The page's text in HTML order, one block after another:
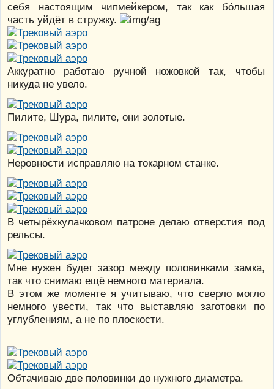
себя настоящим чипмейкером, так как бо́льшая
часть уйдёт в стружку.
Аккуратно работаю ручной ножовкой так, чтобы
никуда не увело.
Пилите, Шура, пилите, они золотые.
Неровности исправляю на токарном станке.
В четырёхкулачковом патроне делаю отверстия под
рельсы.
Мне нужен будет зазор между половинками замка,
так что снимаю ещё немного материала.
В этом же моменте я учитываю, что сверло могло
немного увести, так что выставляю заготовки по
углублениям, а не по плоскости.
Обтачиваю две половинки до нужного диаметра.